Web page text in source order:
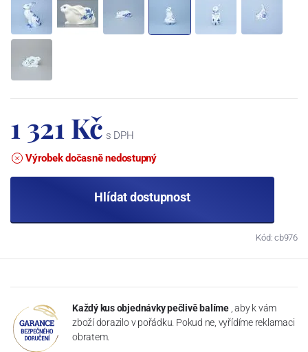
1 321 Kč s DPH
Výrobek dočasně nedostupný
Hlídat dostupnost
Kód: cb976
Každý kus objednávky pečlivě balíme , aby k vám
zboží dorazilo v pořádku. Pokud ne, vyřídíme reklamaci
obratem.